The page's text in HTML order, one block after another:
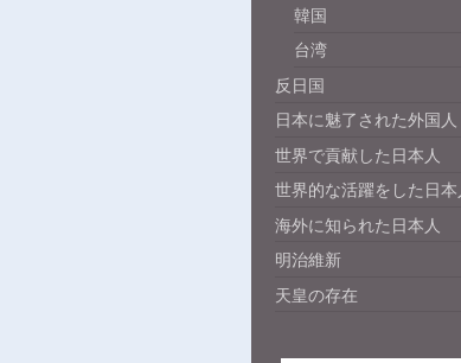
韓国
台湾
反日国
日本に魅了された外国人
世界で貢献した日本人
世界的な活躍をした日本
海外に知られた日本人
明治維新
天皇の存在